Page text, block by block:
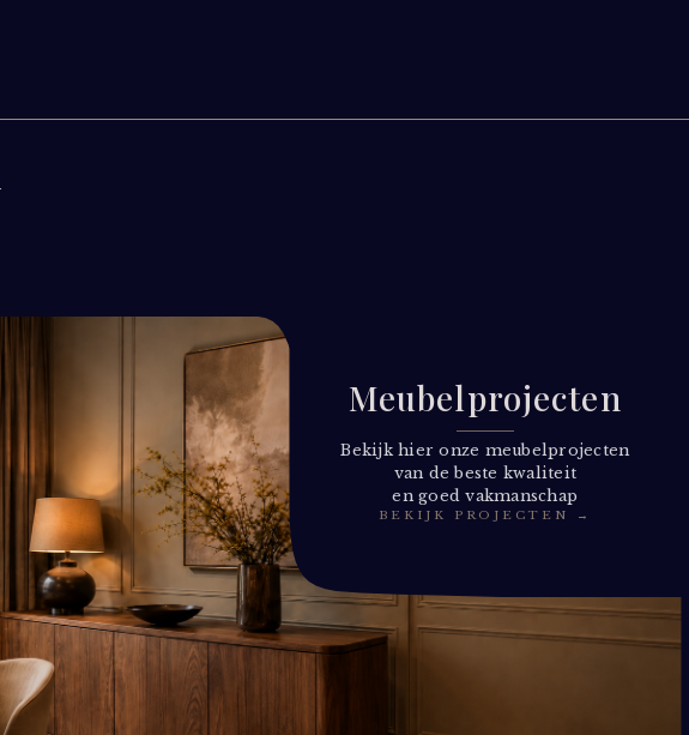
Meubel­projecten
Bekijk hier onze meubelprojecten
van de beste kwaliteit
en goed vakmanschap
BEKIJK PROJECTEN →